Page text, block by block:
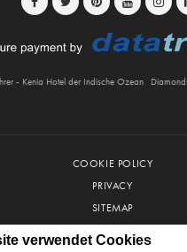
verwendet Cookies
- Kenia Hotel der Indische Ozean
COOKIE POLICY
PRIVACY
SITEMAP